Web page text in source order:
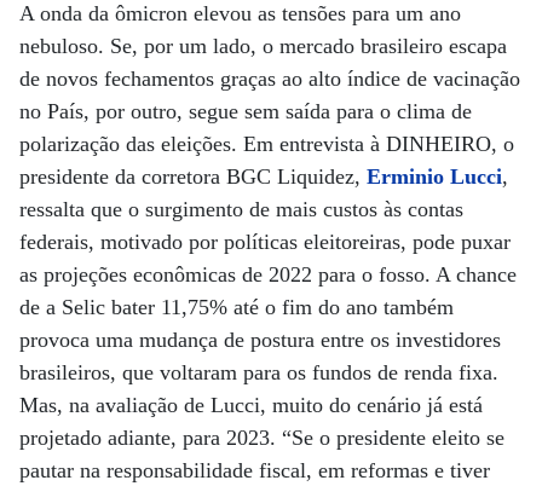
A onda da ômicron elevou as tensões para um ano
nebuloso. Se, por um lado, o mercado brasileiro escapa
de novos fechamentos graças ao alto índice de vacinação
no País, por outro, segue sem saída para o clima de
polarização das eleições. Em entrevista à DINHEIRO, o
presidente da corretora BGC Liquidez, Erminio Lucci,
ressalta que o surgimento de mais custos às contas
federais, motivado por políticas eleitoreiras, pode puxar
as projeções econômicas de 2022 para o fosso. A chance
de a Selic bater 11,75% até o fim do ano também
provoca uma mudança de postura entre os investidores
brasileiros, que voltaram para os fundos de renda fixa.
Mas, na avaliação de Lucci, muito do cenário já está
projetado adiante, para 2023. “Se o presidente eleito se
pautar na responsabilidade fiscal, em reformas e tiver